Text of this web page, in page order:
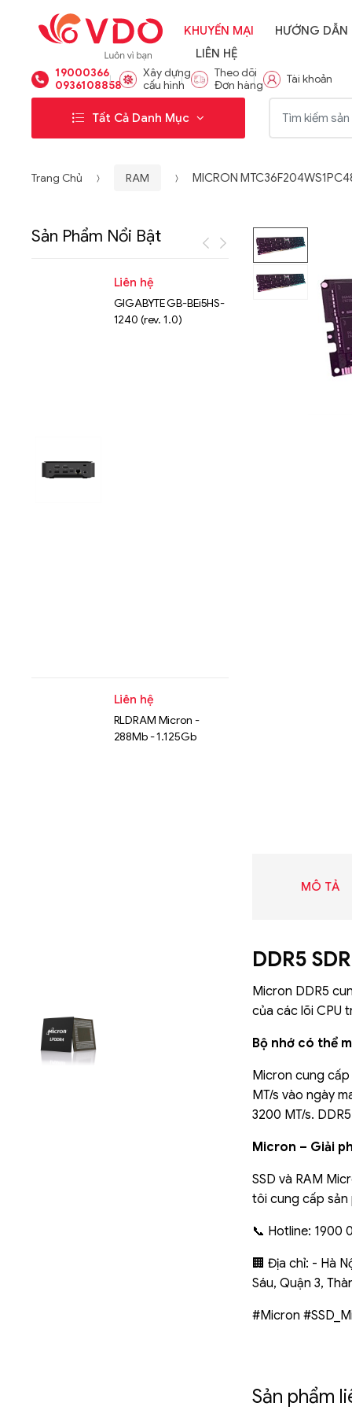
KHUYẾN MẠI HƯỚNG DẪN
LIÊN HỆ
19000366
0936108858
Xây dựng
cấu hình
Theo dõi
Đơn hàng
Tài khoản
Tất Cả Danh Mục
Trang Chủ RAM MICRON
MÔ TẢ
DDR5
Micron DDR5
của các lõi CPU
Bộ nhớ có thể
Micron cung
MT/s vào ngày
3200 MT/s.
Micron – Giải
SSD và RAM
tôi cung cấp sản
📞 Hotline: 1900
🏢 Địa chỉ: - Hà
Sáu, Quận 3,
#Micron
Sản phẩm
Sản Phẩm Nổi Bật
Liên hệ
GIGABYTE GB-BEi5HS-
1240 (rev. 1.0)
Liên hệ
RLDRAM Micron -
288Mb - 1.125Gb
Liên hệ
Micron
15.36TB
Liên hệ
SK
GDDR -